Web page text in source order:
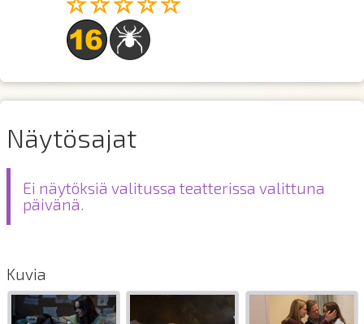
Näytösajat
Ei näytöksiä valitussa teatterissa valittuna
päivänä.
Kuvia